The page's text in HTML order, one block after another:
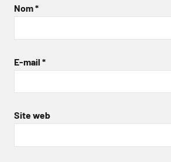
Nom*
E-mail *
Site web